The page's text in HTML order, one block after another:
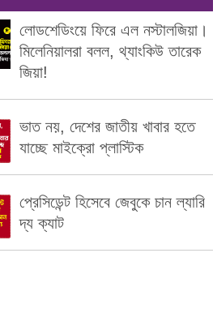
লোডশেডিংয়ে ফিরে এল নস্টালজিয়া।
মিলেনিয়ালরা বলল, থ্যাংকিউ তারেক
জিয়া!
ভাত নয়, দেশের জাতীয় খাবার হতে
যাচ্ছে মাইক্রো প্লাস্টিক
প্রেসিডেন্ট হিসেবে জেবুকে চান ল্যারি
দ্য ক্যাট